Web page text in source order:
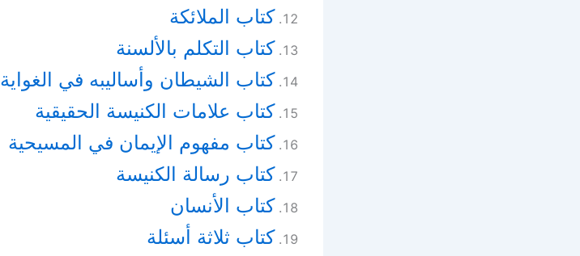
كتاب الملائكة
كتاب التكلم بالألسنة
كتاب الشيطان وأساليبه في الغواية
كتاب علامات الكنيسة الحقيقية
كتاب مفهوم الإيمان في المسيحية
كتاب رسالة الكنيسة
كتاب الأنسان
كتاب ثلاثة أسئلة